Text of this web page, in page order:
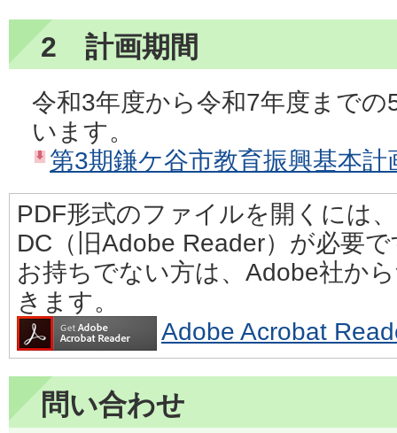
2 計画期間
令和3年度から令和7年度まで
います。
第3期鎌ケ谷市教育振興基本
PDF形式のファイルを開くには
DC（旧Adobe Reader）が必要
お持ちでない方は、Adobe社か
きます。
Adobe Acrobat
問い合わせ